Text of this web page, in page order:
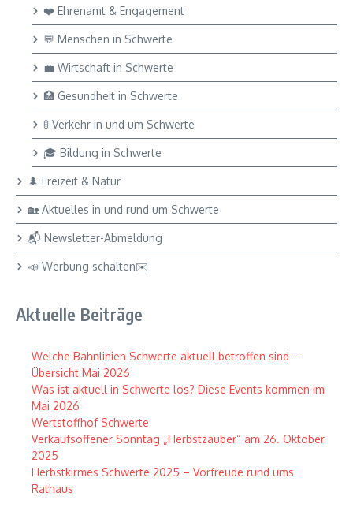
❤️ Ehrenamt & Engagement
💬 Menschen in Schwerte
💼 Wirtschaft in Schwerte
🏥 Gesundheit in Schwerte
🚦 Verkehr in und um Schwerte
🎓 Bildung in Schwerte
🌲 Freizeit & Natur
🏡 Aktuelles in und rund um Schwerte
📬 Newsletter-Abmeldung
📣 Werbung schalten✉️
Aktuelle Beiträge
Welche Bahnlinien Schwerte aktuell betroffen sind –
Übersicht Mai 2026
Was ist aktuell in Schwerte los? Diese Events kommen im
Mai 2026
Wertstoffhof Schwerte
Verkaufsoffener Sonntag „Herbstzauber“ am 26. Oktober
2025
Herbstkirmes Schwerte 2025 – Vorfreude rund ums
Rathaus